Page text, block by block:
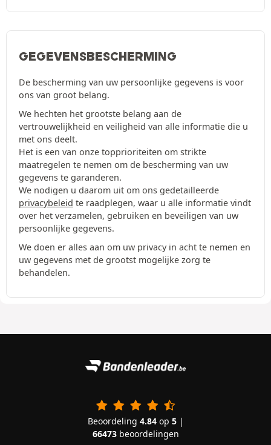
GEGEVENSBESCHERMING
De bescherming van uw persoonlijke gegevens is voor
ons van groot belang.
We hechten het grootste belang aan de
vertrouwelijkheid en veiligheid van alle informatie die u
met ons deelt.
Het is een van onze topprioriteiten om strikte
maatregelen te nemen om de bescherming van uw
gegevens te garanderen.
We nodigen u daarom uit om ons gedetailleerde
privacybeleid te raadplegen, waar u alle informatie vindt
over het verzamelen, gebruiken en beveiligen van uw
persoonlijke gegevens.
We doen er alles aan om uw privacy in acht te nemen en
uw gegevens met de grootst mogelijke zorg te
behandelen.
Beoordeling 4.84op 5|
66473beoordelingen